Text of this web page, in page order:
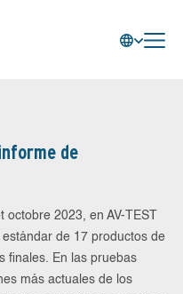
de
2023, en AV-TEST
de 17 productos de
finales. En las pruebas
más actuales de los